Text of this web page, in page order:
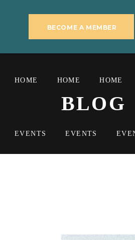
BECOME A MEMBER
HOME HOME HOME
EVENTS EVENTS
BLOG